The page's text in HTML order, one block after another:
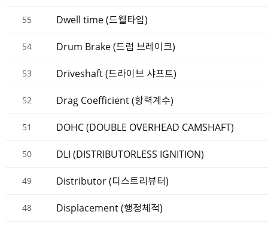
55 Dwell time (드웰타임)
54 Drum Brake (드럼 브레이크)
53 Driveshaft (드라이브 샤프트)
52 Drag Coefficient (항력계수)
51 DOHC (DOUBLE OVERHEAD CAMSHAFT)
50 DLI (DISTRIBUTORLESS IGNITION)
49 Distributor (디스트리뷰터)
48 Displacement (행정체적)